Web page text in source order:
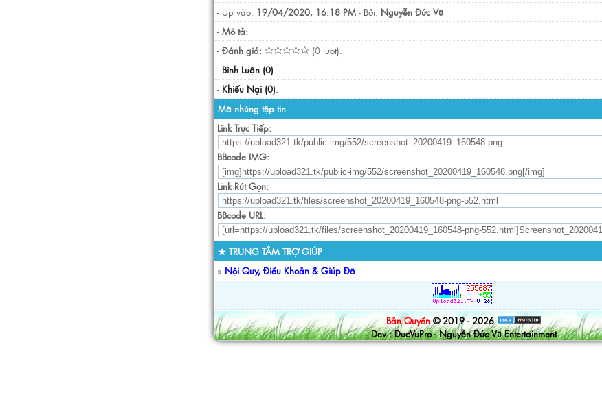
- Up vào: 19/04/2020, 16:18 PM - Bởi: Nguyễn Đức Vũ
- Mô tả:
- Đánh giá:
(0 lượt).
- Bình Luận (0).
- Khiếu Nại (0).
Mã nhúng tệp tin
Link Trực Tiếp:
BBcode IMG:
Link Rút Gọn:
BBcode URL:
★ TRUNG TÂM TRỢ GIÚP
» Nội Quy, Điều Khoản & Giúp Đỡ
Bản Quyền © 2019 - 2026
Dev : DucVuPro - Nguyễn Đức Vũ Entertainment